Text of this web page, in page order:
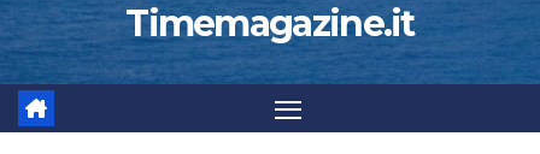
Timemagazine.it